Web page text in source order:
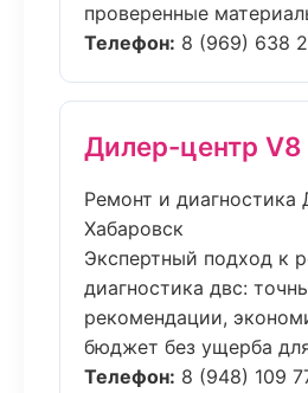
проверенные
Телефон: 8 (969) 638
Дилер-центр
Ремонт и диагностика
Хабаровск
Экспертный подход к
диагностика двс:
рекомендации,
бюджет без ущерба
Телефон: 8 (948) 109